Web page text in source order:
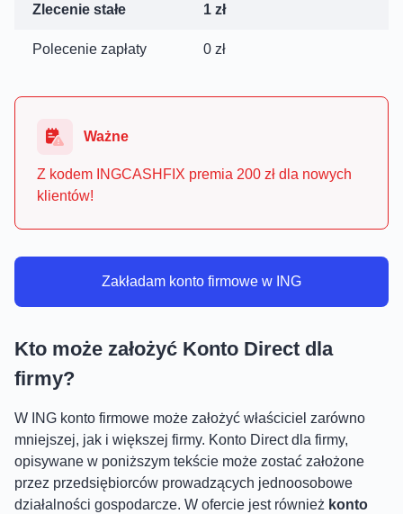
Zlecenie stałe 1 zł
Polecenie zapłaty 0 zł
Ważne
Z kodem INGCASHFIX premia 200 zł dla nowych
klientów!
Zakładam konto firmowe w ING
Kto może założyć Konto Direct dla
firmy?
W ING konto firmowe może założyć właściciel zarówno
mniejszej, jak i większej firmy. Konto Direct dla firmy,
opisywane w poniższym tekście może zostać założone
przez przedsiębiorców prowadzących jednoosobowe
działalności gospodarcze. W ofercie jest również konto